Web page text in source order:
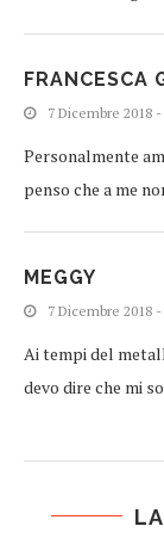
FRANCESCA
7 Dicembre 2018 -
Personalmente
penso che a me
MEGGY
7 Dicembre 2018 -
Ai tempi del
devo dire che mi